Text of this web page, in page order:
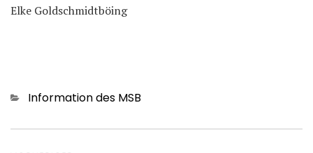
Elke Goldschmidtböing
Kategorien
Information des MSB